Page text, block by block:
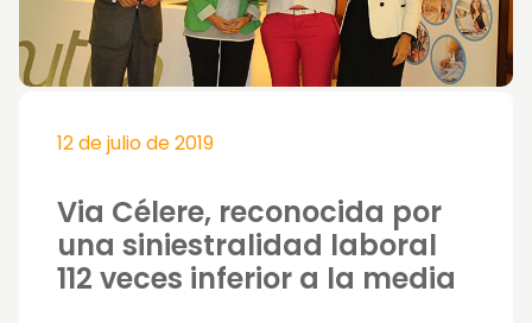
12 de julio de 2019
Via Célere, reconocida por
una siniestralidad laboral
112 veces inferior a la media